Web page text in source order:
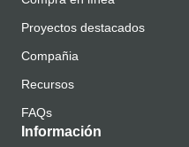
Proyectos destacados
Compañia
Recursos
FAQs
Información